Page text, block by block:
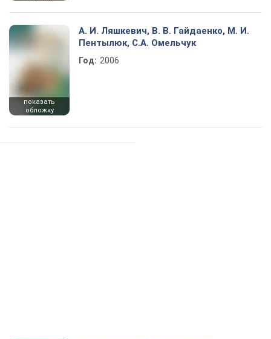
показать
обложку
А. И. Ляшкевич, В. В. Гайдаенко, М. И.
Пентылюк, С.А. Омельчук
Год: 2006